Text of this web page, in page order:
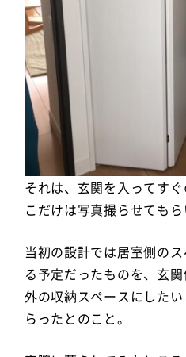
それは、玄関を入ってす
こだけは写真撮らせてもら
当初の設計では居室側の
る予定だったものを、玄
外の収納スペースにした
らったとのこと。